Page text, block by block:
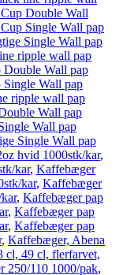
Double Wall
Single Wall pap
Single Wall pap
ripple wall pap
Wall pap
Wall pap
ripple wall pap
Wall pap
Wall pap
Single Wall pap
hvid 1000stk/kar,
kar, Kaffebæger
kar, Kaffebæger
, Kaffebæger pap
, Kaffebæger pap
, Kaffebæger pap
, Kaffebæger, Abena
cl, 49 cl, flerfarvet,
250/110 1000/pak,